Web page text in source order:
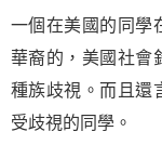
一個在美國的同學
華裔的，美國社會
種族歧視。而且還
受歧視的同學。